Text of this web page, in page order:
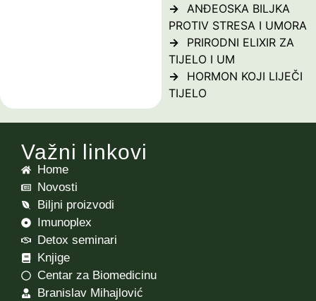
ANĐEOSKA BILJKA
PROTIV STRESA I UMORA
PRIRODNI ELIXIR ZA
TIJELO I UM
HORMON KOJI LIJEČI
TIJELO
Važni linkovi
Home
Novosti
Biljni proizvodi
Imunoplex
Detox seminari
Knjige
Centar za Biomedicinu
Branislav Mihajlović